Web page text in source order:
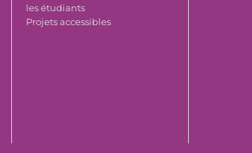
les étudiants
Projets accessibles